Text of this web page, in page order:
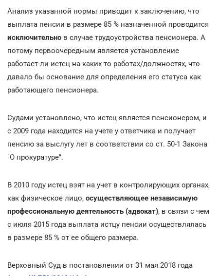
Анализ указанной нормы приводит к заключению, что
выплата пенсии в размере 85 % назначенной проводится
исключительно в случае трудоустройства пенсионера. А
потому первоочередным является установление
работает ли истец на каких-то работах/должностях, что
давало бы основание для определения его статуса как
работающего пенсионера.
Судами установлено, что истец является пенсионером, и
с 2009 года находится на учете у ответчика и получает
пенсию за выслугу лет в соответствии со ст. 50-1 Закона
"О прокуратуре".
В 2010 году истец взят на учет в контролирующих органах,
как физическое лицо, осуществляющее независимую
профессиональную деятельность (адвокат), в связи с чем
с июля 2015 года выплата истцу пенсии осуществлялась
в размере 85 % от ее общего размера.
Верховный Суд в постановлении от 31 мая 2018 года